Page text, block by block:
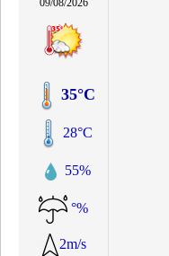
09/08/2026
35°C
28°C
55%
°%
2m/s